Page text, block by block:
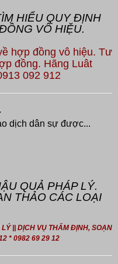
HIỂU QUY ĐỊNH
VÔ HIỆU.
hợp đồng vô hiệu. Tư
đồng. Hãng Luât
092 912
dịch dân sự được...
QUẢ PHÁP LÝ.
THẢO CÁC LOẠI
|| DỊCH VỤ THẨM ĐỊNH, SOẠN
* 0982 69 29 12